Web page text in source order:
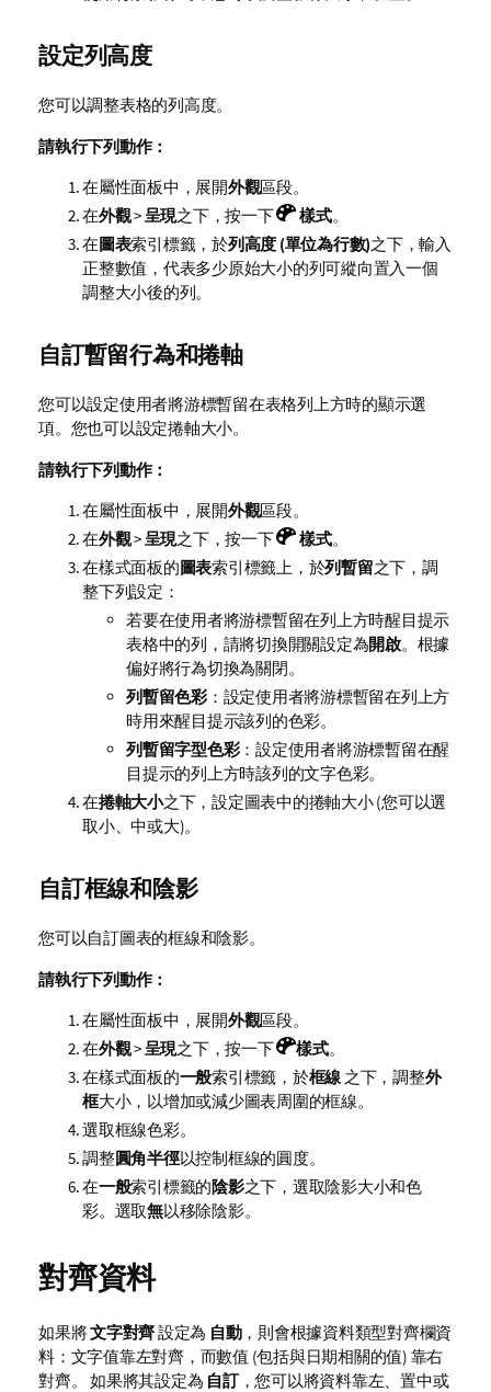
設定列高度
您可以調整表格的列高度。
請執行下列動作：
在屬性面板中，展開外觀區段。
在外觀> 呈現之下，按一下 樣式。
在圖表索引標籤，於列高度 (單位為行數)之下，輸入
正整數值，代表多少原始大小的列可縱向置入一個
調整大小後的列。
自訂暫留行為和捲軸
您可以設定使用者將游標暫留在表格列上方時的顯示選
項。您也可以設定捲軸大小。
請執行下列動作：
在屬性面板中，展開外觀區段。
在外觀> 呈現之下，按一下 樣式。
在樣式面板的圖表索引標籤上，於列暫留之下，調
整下列設定：
若要在使用者將游標暫留在列上方時醒目提示
表格中的列，請將切換開關設定為開啟。根據
偏好將行為切換為關閉。
列暫留色彩：設定使用者將游標暫留在列上方
時用來醒目提示該列的色彩。
列暫留字型色彩：設定使用者將游標暫留在醒
目提示的列上方時該列的文字色彩。
在捲軸大小之下，設定圖表中的捲軸大小 (您可以選
取小、中或大)。
自訂框線和陰影
您可以自訂圖表的框線和陰影。
請執行下列動作：
在屬性面板中，展開外觀區段。
在外觀> 呈現之下，按一下 樣式。
在樣式面板的一般索引標籤，於框線 之下，調整外
框大小，以增加或減少圖表周圍的框線。
選取框線色彩。
調整圓角半徑以控制框線的圓度。
在一般索引標籤的陰影之下，選取陰影大小和色
彩。選取無以移除陰影。
對齊資料
如果將文字對齊設定為 自動，則會根據資料類型對齊欄資
料：文字值靠左對齊，而數值 (包括與日期相關的值) 靠右
對齊。 如果將其設定為 自訂，您可以將資料靠左、置中或